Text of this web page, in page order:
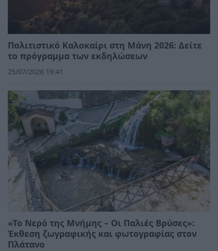
Πολιτιστικό Καλοκαίρι στη Μάνη 2026: Δείτε
το πρόγραμμα των εκδηλώσεων
25/07/2026 19:41
«Το Νερό της Μνήμης – Οι Παλιές Βρύσες»:
Έκθεση ζωγραφικής και φωτογραφίας στον
Πλάτανο